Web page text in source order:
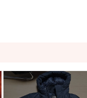
노
스